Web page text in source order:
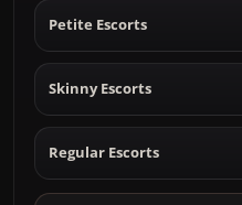
Petite Escorts
Skinny Escorts
Regular Escorts